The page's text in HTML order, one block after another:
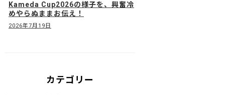
Kameda Cup2026の様子を、興奮冷
めやらぬままお伝え！
2026年7月19日
カテゴリー